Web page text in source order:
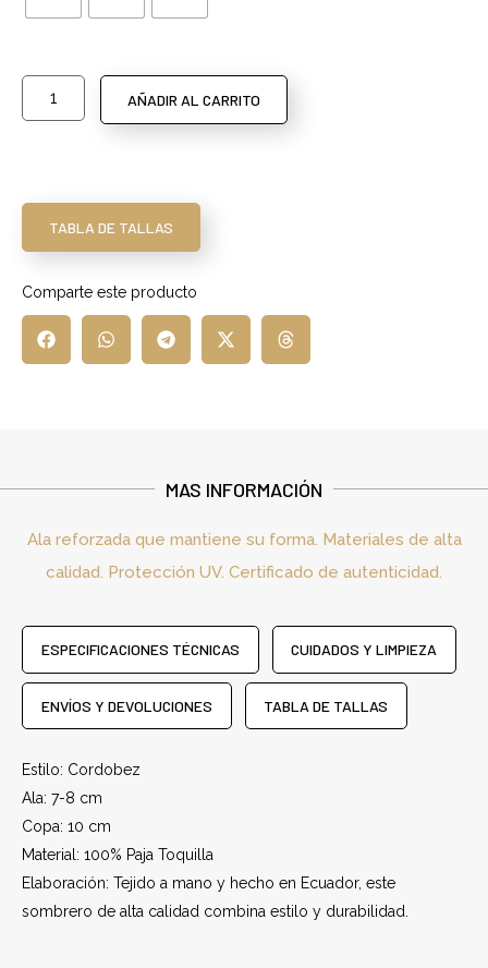
AÑADIR AL CARRITO
TABLA DE TALLAS
Comparte este producto
MAS INFORMACIÓN
Ala reforzada que mantiene su forma. Materiales de alta
calidad. Protección UV. Certificado de autenticidad.
ESPECIFICACIONES TÉCNICAS CUIDADOS Y LIMPIEZA
ENVÍOS Y DEVOLUCIONES TABLA DE TALLAS
Estilo: Cordobez
Ala: 7-8 cm
Copa: 10 cm
Material: 100% Paja Toquilla
Elaboración: Tejido a mano y hecho en Ecuador, este
sombrero de alta calidad combina estilo y durabilidad.